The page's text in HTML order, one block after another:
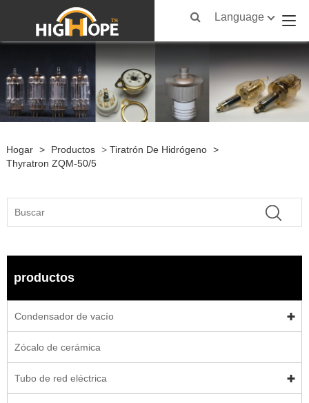
Language
Hogar > Productos > Tiratrón De Hidrógeno >
Thyratron ZQM-50/5
productos
Condensador de vacío
Zócalo de cerámica
Tubo de red eléctrica